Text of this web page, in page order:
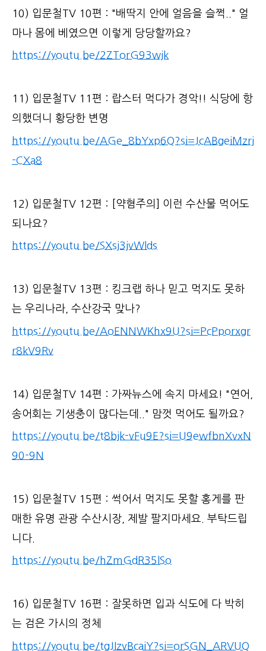
10) 입문철TV 10편 : "배딱지 안에 얼음을 슬쩍.." 얼
마나 몸에 베였으면 이렇게 당당할까요?
https://youtu.be/2ZTorG93wjk
11) 입문철TV 11편 : 랍스터 먹다가 경악!! 식당에 항
의했더니 황당한 변명
https://youtu.be/AGe_8bYxp6Q?si=JcABgeiMzrj
-CXa8
12) 입문철TV 12편 : [약혐주의] 이런 수산물 먹어도
되나요?
https://youtu.be/SXsj3jvWlds
13) 입문철TV 13편 : 킹크랩 하나 믿고 먹지도 못하
는 우리나라, 수산강국 맞나?
https://youtu.be/AoENNWKhx9U?si=PcPporxgr
r8kV9Rv
14) 입문철TV 14편 : 가짜뉴스에 속지 마세요! "연어,
송어회는 기생충이 많다는데.." 맘껏 먹어도 될까요?
https://youtu.be/t8bjk-vFu9E?si=U9ewfbnXvxN
90-9N
15) 입문철TV 15편 : 썩어서 먹지도 못할 홍게를 판
매한 유명 관광 수산시장, 제발 팔지마세요. 부탁드립
니다.
https://youtu.be/hZmGdR35lSo
16) 입문철TV 16편 : 잘못하면 입과 식도에 다 박히
는 검은 가시의 정체
https://youtu.be/tgJIzvBcaiY?si=orSGN_ARVUQ